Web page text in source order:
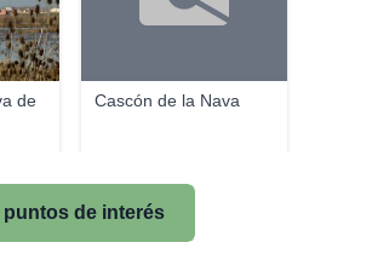
de
Cascón de la Nava
puntos de interés